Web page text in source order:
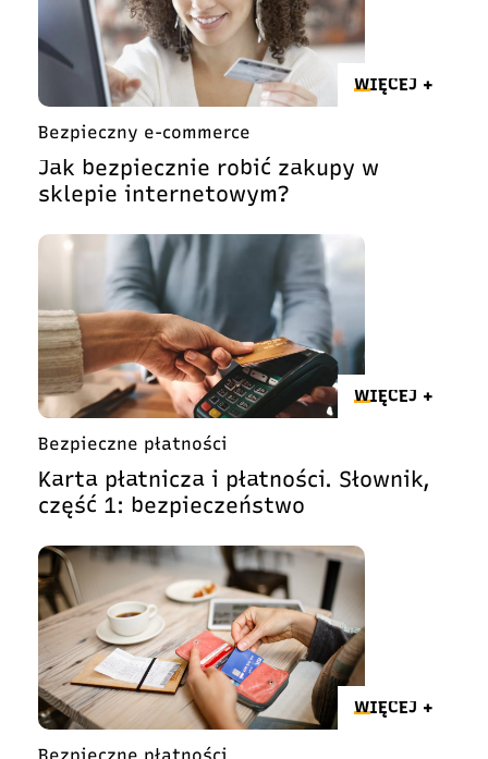
WIĘCEJ +
Bezpieczny e-commerce
Jak bezpiecznie robić zakupy w
sklepie internetowym?
WIĘCEJ +
Bezpieczne płatności
Karta płatnicza i płatności. Słownik,
część 1: bezpieczeństwo
WIĘCEJ +